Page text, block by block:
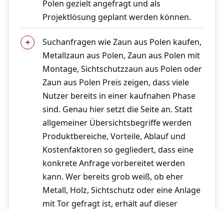
Polen gezielt angefragt und als
Projektlösung geplant werden können.
Suchanfragen wie Zaun aus Polen kaufen,
Metallzaun aus Polen, Zaun aus Polen mit
Montage, Sichtschutzzaun aus Polen oder
Zaun aus Polen Preis zeigen, dass viele
Nutzer bereits in einer kaufnahen Phase
sind. Genau hier setzt die Seite an. Statt
allgemeiner Übersichtsbegriffe werden
Produktbereiche, Vorteile, Ablauf und
Kostenfaktoren so gegliedert, dass eine
konkrete Anfrage vorbereitet werden
kann. Wer bereits grob weiß, ob eher
Metall, Holz, Sichtschutz oder eine Anlage
mit Tor gefragt ist, erhält auf dieser